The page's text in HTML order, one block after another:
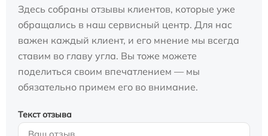
Здесь собраны отзывы клиентов, которые уже
обращались в наш сервисный центр. Для нас
важен каждый клиент, и его мнение мы всегда
ставим во главу угла. Вы тоже можете
поделиться своим впечатлением — мы
обязательно примем его во внимание.
Текст отзыва